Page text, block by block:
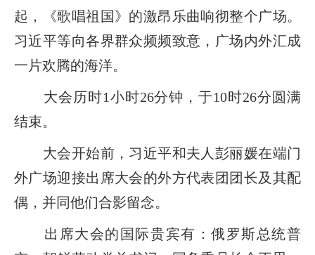
起，《歌唱祖国》的激昂乐曲响彻整个广场。
习近平等向各界群众频频致意，广场内外汇成
一片欢腾的海洋。
大会历时1小时26分钟，于10时26分圆满
结束。
大会开始前，习近平和夫人彭丽媛在端门
外广场迎接出席大会的外方代表团团长及其配
偶，并同他们合影留念。
出席大会的国际贵宾有：俄罗斯总统普